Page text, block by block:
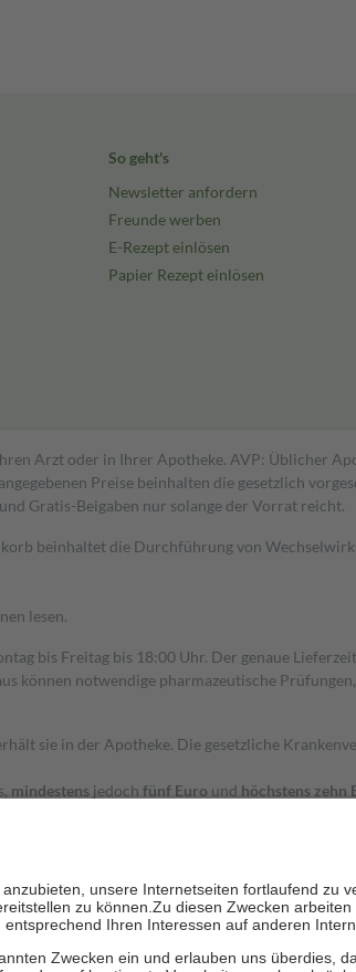
So geht's
Newsletter anfordern
Freunde werben
E-Rezept einlösen
Papier Rezept einlösen
Arzt oder in Ihrer Apotheke. AVP: Üblicher
Preise beinhalten die gesetzlich
Gratis-Beigaben nur solange der Vorrat reicht.
beinhaltet die Durchführung von
lesen.
bis Freitag bis 18:00 Uhr. Der genaue
können notwendige pharmazeutische
sie in der Apotheke. Die gesetzliche
mindestens jedoch fünf Euro und höchstens zehn
Stellung der Familie zu unterstützen, fallen